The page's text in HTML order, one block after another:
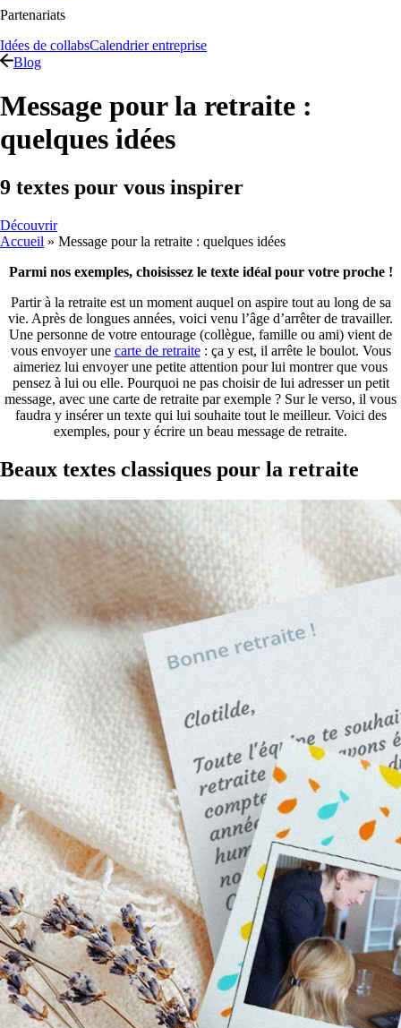
Partenariats
Idées de collabsCalendrier entreprise
Blog
Message pour la retraite :
quelques idées
9 textes pour vous inspirer
Découvrir
Accueil » Message pour la retraite : quelques idées
Parmi nos exemples, choisissez le texte idéal pour votre proche !
Partir à la retraite est un moment auquel on aspire tout au long de sa
vie. Après de longues années, voici venu l’âge d’arrêter de travailler.
Une personne de votre entourage (collègue, famille ou ami) vient de
vous envoyer une carte de retraite: ça y est, il arrête le boulot. Vous
aimeriez lui envoyer une petite attention pour lui montrer que vous
pensez à lui ou elle. Pourquoi ne pas choisir de lui adresser un petit
message, avec une carte de retraite par exemple ? Sur le verso, il vous
faudra y insérer un texte qui lui souhaite tout le meilleur. Voici des
exemples, pour y écrire un beau message de retraite.
Beaux textes classiques pour la retraite